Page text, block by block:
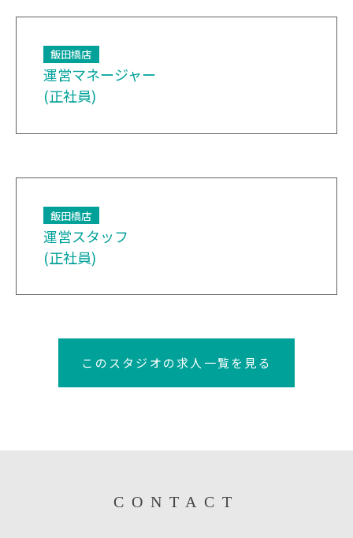
飯田橋店
運営マネージャー
(正社員)
飯田橋店
運営スタッフ
(正社員)
このスタジオの求人一覧を見る
CONTACT